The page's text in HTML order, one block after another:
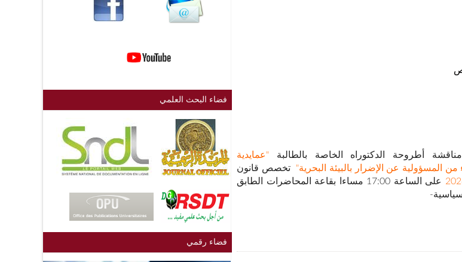
أطروحة الدكتوراه الخاصة بالطالبة "عمايدية
من المسؤولية عن الإضرار بالبيئة البحرية"
تخصص قانون
على الساعة 17:00 مساءا بقاعة المحاضرات الطابق
فضاء البحث العلمي
فضاء رقمي